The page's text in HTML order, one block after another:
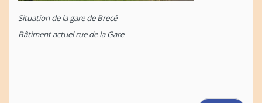
Situation de la gare de Brecé
Bâtiment actuel rue de la Gare